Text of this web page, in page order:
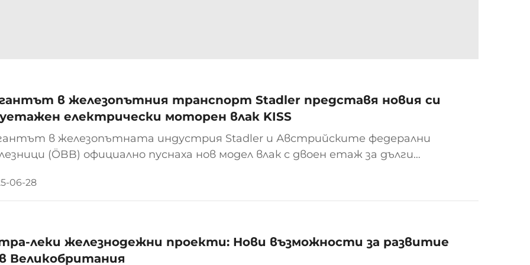
в железопътния транспорт Stadler представя новия си
електрически моторен влак KISS
в железопътната индустрия Stadler и Австрийските федерални
(ÖBB) официално пуснаха нов модел влак с двоен етаж за дълги
влак KISS, проектиран...
06-28
леки железнодежни проекти: Нови възможности за развитие
Великобритания